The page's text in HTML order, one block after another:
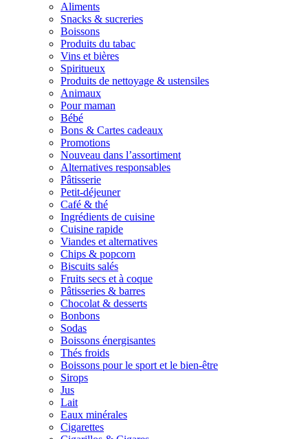
Aliments
Snacks & sucreries
Boissons
Produits du tabac
Vins et bières
Spiritueux
Produits de nettoyage & ustensiles
Animaux
Pour maman
Bébé
Bons & Cartes cadeaux
Promotions
Nouveau dans l’assortiment
Alternatives responsables
Pâtisserie
Petit-déjeuner
Café & thé
Ingrédients de cuisine
Cuisine rapide
Viandes et alternatives
Chips & popcorn
Biscuits salés
Fruits secs et à coque
Pâtisseries & barres
Chocolat & desserts
Bonbons
Sodas
Boissons énergisantes
Thés froids
Boissons pour le sport et le bien-être
Sirops
Jus
Lait
Eaux minérales
Cigarettes